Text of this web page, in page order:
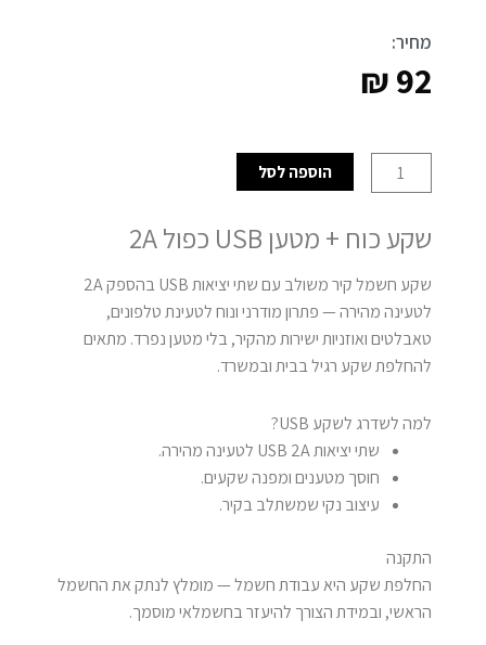
מחיר:
₪92
של
כח
מטען
כפול
הוספה לסל
שקע כוח + מטען USB כפול 2A
שקע חשמל קיר משולב עם שתי יציאות USB בהספק 2A
לטעינה מהירה — פתרון מודרני ונוח לטעינת טלפונים,
טאבלטים ואוזניות ישירות מהקיר, בלי מטען נפרד. מתאים
להחלפת שקע רגיל בבית ובמשרד.
למה לשדרג לשקע USB?
שתי יציאות USB 2A לטעינה מהירה.
חוסך מטענים ומפנה שקעים.
עיצוב נקי שמשתלב בקיר.
התקנה
החלפת שקע היא עבודת חשמל — מומלץ לנתק את החשמל
הראשי, ובמידת הצורך להיעזר בחשמלאי מוסמך.